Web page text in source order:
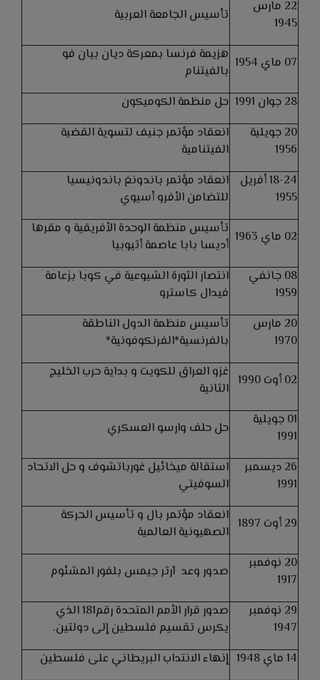
22 مارس
1945
تأسيس الجامعة العربية
07 ماي 1954
هزيمة فرنسا بمعركة ديان بيان فو
بالفيتنام
28 جوان 1991
حل منظمة الكوميكون
20 جويلية
1956
انعقاد مؤتمر جنيف لتسوية القضية
الفيتنامية
18-24 أفريل
1955
انعقاد مؤتمر باندونغ باندونيسيا
للتضامن الأفرو أسيوي
02 ماي 1963
تأسيس منظمة الوحدة الأفريقية و مقرها
أديسا بابا عاصمة أثيوبيا
08 جانفي
1959
انتصار الثورة الشيوعية في كوبا بزعامة
فيدال كاسترو
20 مارس
1970
تأسيس منظمة الدول الناطقة
بالفرنسية*الفرنكوفونية*
02 أوت 1990
غزو العراق للكويت و بداية حرب الخليج
الثانية
01 جويلية
1991
حل حلف وارسو العسكري
26 ديسمبر
1991
استقالة ميخائيل غورباتشوف و حل الاتحاد
السوفيتي
29 أوت 1897
انعقاد مؤتمر بال و تأسيس الحركة
الصهيونية العالمية
20 نوفمبر
1917
صدور وعد آرثر جيمس بلفور المشئوم
29 نوفمبر
1947
صدور قرار الأمم المتحدة رقم181 الذي
يكرس تقسيم فلسطين إلى دولتين.
14 ماي 1948
إنهاء الانتداب البريطاني على فلسطين